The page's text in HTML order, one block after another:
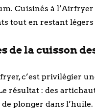
Cuisinés à
tout en restant
de la cuisson
c’est privilégier
résultat : des
plonger dans